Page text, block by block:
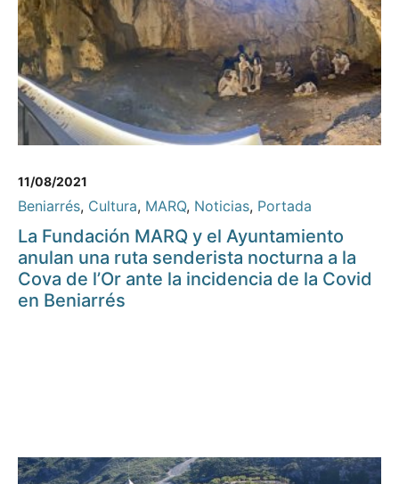
11/08/2021
Beniarrés, Cultura, MARQ, Noticias, Portada
La Fundación MARQ y el Ayuntamiento
anulan una ruta senderista nocturna a la
Cova de l’Or ante la incidencia de la Covid
en Beniarrés